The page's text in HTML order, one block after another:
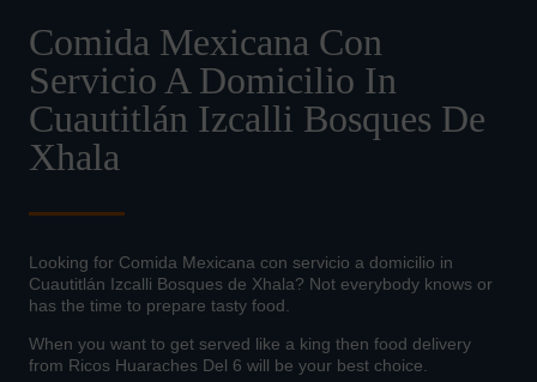
Comida Mexicana Con
Servicio A Domicilio In
Cuautitlán Izcalli Bosques De
Xhala
Looking for Comida Mexicana con servicio a domicilio in
Cuautitlán Izcalli Bosques de Xhala? Not everybody knows or
has the time to prepare tasty food.
When you want to get served like a king then food delivery
from Ricos Huaraches Del 6 will be your best choice.